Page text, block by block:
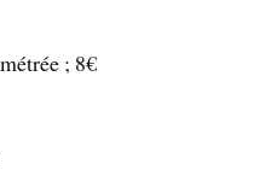
; 8€